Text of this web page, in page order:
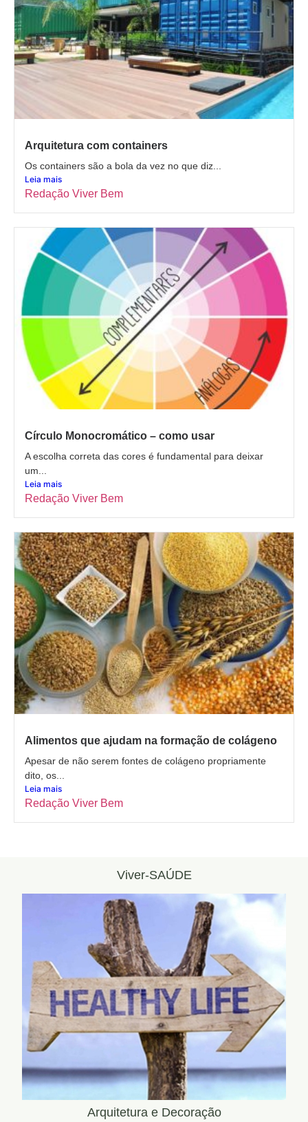
Arquitetura com containers
Os containers são a bola da vez no que diz...
Leia mais
Redação Viver Bem
Círculo Monocromático – como usar
A escolha correta das cores é fundamental para deixar
um...
Leia mais
Redação Viver Bem
Alimentos que ajudam na formação de colágeno
Apesar de não serem fontes de colágeno propriamente
dito, os...
Leia mais
Redação Viver Bem
Viver-SAÚDE
Arquitetura e Decoração